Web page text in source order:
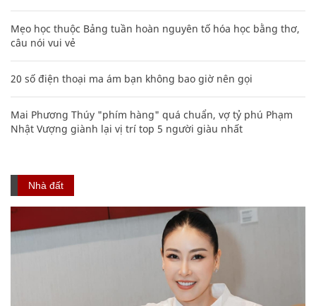
Mẹo học thuộc Bảng tuần hoàn nguyên tố hóa học bằng thơ,
câu nói vui vẻ
20 số điện thoại ma ám bạn không bao giờ nên gọi
Mai Phương Thúy "phím hàng" quá chuẩn, vợ tỷ phú Phạm
Nhật Vượng giành lại vị trí top 5 người giàu nhất
Nhà đất